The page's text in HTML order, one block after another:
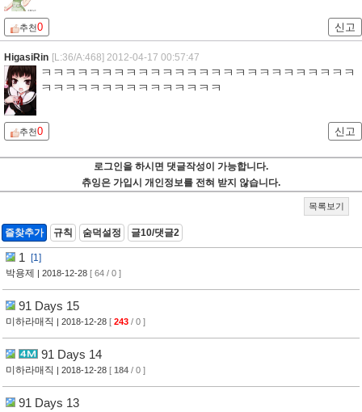
추천0 신고
HigasiRin [L:36/A:468] 2012-04-17 00:57:47
ㅋㅋㅋㅋㅋㅋㅋㅋㅋㅋㅋㅋㅋㅋㅋㅋㅋㅋㅋㅋㅋㅋㅋㅋㅋㅋ
ㅋㅋㅋㅋㅋㅋㅋㅋㅋㅋㅋㅋㅋㅋㅋ
추천0 신고
로그인을 하시면 댓글작성이 가능합니다.
츄잉은 가입시 개인정보를 전혀 받지 않습니다.
목록보기
즐찾추가 규칙 숨덕설정 글10/댓글2
1
[1]
박용제
| 2018-12-28 [ 64 / 0 ]
91 Days 15
미하라매직 | 2018-12-28 [ 243 / 0 ]
91 Days 14
미하라매직 | 2018-12-28 [ 184 / 0 ]
91 Days 13